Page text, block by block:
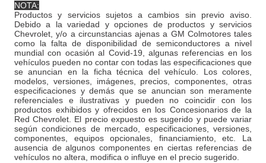
NOTA:
Productos y servicios sujetos a cambios sin previo aviso.
Debido a la variedad y opciones de productos y servicios
Chevrolet, y/o a circunstancias ajenas a GM Colmotores tales
como la falta de disponibilidad de semiconductores a nivel
mundial con ocasión al Covid-19, algunas referencias en los
vehículos pueden no contar con todas las especificaciones que
se anuncian en la ficha técnica del vehículo. Los colores,
modelos, versiones, imágenes, precios, componentes, otras
especificaciones y demás que se anuncian son meramente
referenciales e ilustrativas y pueden no coincidir con los
productos exhibidos y ofrecidos en los Concesionarios de la
Red Chevrolet. El precio expuesto es sugerido y puede variar
según condiciones de mercado, especificaciones, versiones,
componentes, equipos opcionales, financiamiento, etc. La
ausencia de algunos componentes en ciertas referencias de
vehículos no altera, modifica o influye en el precio sugerido.